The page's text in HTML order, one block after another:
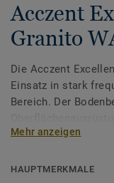
Acczent
Granito
Die Acczent
Einsatz in stark
Bereich. Der
und kosteneffiziente
Mehr anzeigen
HAUPTMERKMALE